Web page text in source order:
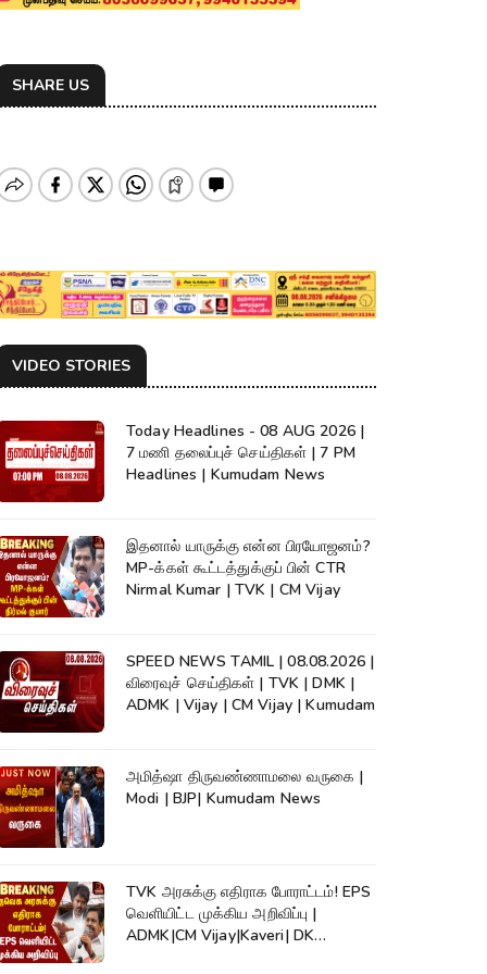
SHARE US
VIDEO STORIES
Today Headlines - 08 AUG 2026 |
7 மணி தலைப்புச் செய்திகள் | 7 PM
Headlines | Kumudam News
இதனால் யாருக்கு என்ன பிரயோஜனம்?
MP-க்கள் கூட்டத்துக்குப் பின் CTR
Nirmal Kumar | TVK | CM Vijay
SPEED NEWS TAMIL | 08.08.2026 |
விரைவுச் செய்திகள் | TVK | DMK |
ADMK | Vijay | CM Vijay | Kumudam
அமித்ஷா திருவண்ணாமலை வருகை |
Modi | BJP| Kumudam News
TVK அரசுக்கு எதிராக போராட்டம்! EPS
வெளியிட்ட முக்கிய அறிவிப்பு |
ADMK|CM Vijay|Kaveri| DK